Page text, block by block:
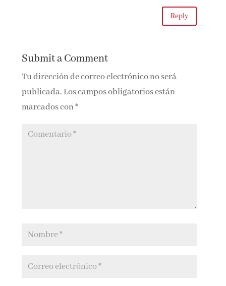
Reply
Submit a Comment
Tu dirección de correo electrónico no será
publicada. Los campos obligatorios están
marcados con*